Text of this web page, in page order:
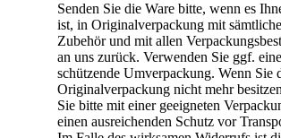
Senden Sie die Ware bitte, wenn es
ist, in Originalverpackung mit
Zubehör und mit allen
an uns zurück. Verwenden Sie ggf. eine
schützende Umverpackung. Wenn Sie
Originalverpackung nicht mehr
Sie bitte mit einer geeigneten
einen ausreichenden Schutz vor